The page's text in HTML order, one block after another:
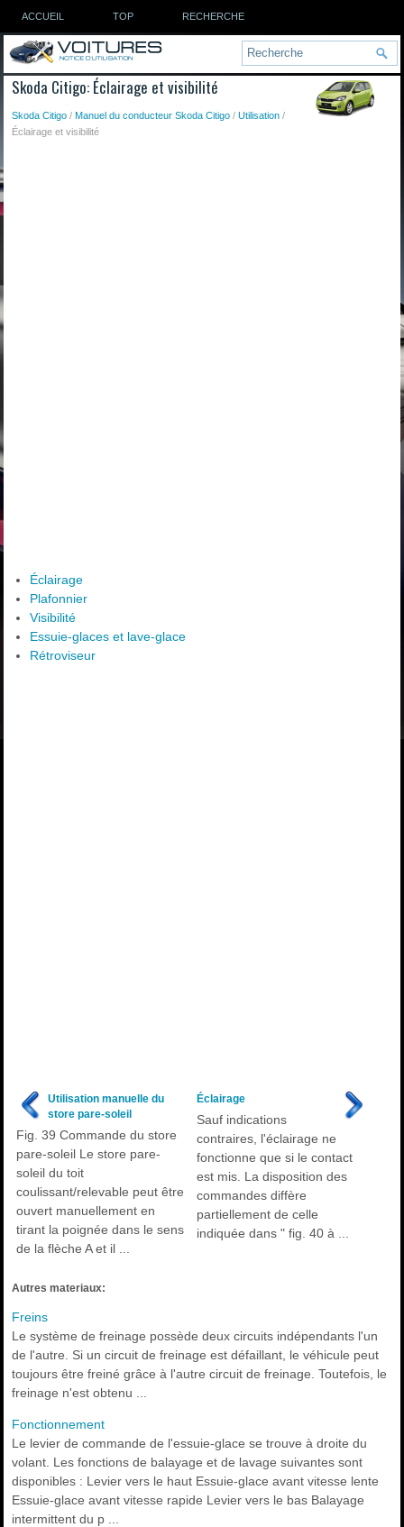
ACCUEIL TOP RECHERCHE
Skoda Citigo: Éclairage et visibilité
Skoda Citigo /Manuel du conducteur Skoda Citigo /Utilisation /
Éclairage et visibilité
Éclairage
Plafonnier
Visibilité
Essuie-glaces et lave-glace
Rétroviseur
Utilisation manuelle du
store pare-soleil
Fig. 39 Commande du store
pare-soleil Le store pare-
soleil du toit
coulissant/relevable peut être
ouvert manuellement en
tirant la poignée dans le sens
de la flèche A et il ...
Éclairage
Sauf indications
contraires, l'éclairage ne
fonctionne que si le contact
est mis. La disposition des
commandes diffère
partiellement de celle
indiquée dans " fig. 40 à ...
Autres materiaux:
Freins
Le système de freinage possède deux circuits indépendants l'un
de l'autre. Si un circuit de freinage est défaillant, le véhicule peut
toujours être freiné grâce à l'autre circuit de freinage. Toutefois, le
freinage n'est obtenu ...
Fonctionnement
Le levier de commande de l'essuie-glace se trouve à droite du
volant. Les fonctions de balayage et de lavage suivantes sont
disponibles : Levier vers le haut Essuie-glace avant vitesse lente
Essuie-glace avant vitesse rapide Levier vers le bas Balayage
intermittent du p ...